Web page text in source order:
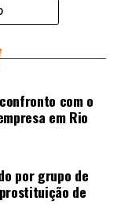
com o
em Rio
por grupo de
de